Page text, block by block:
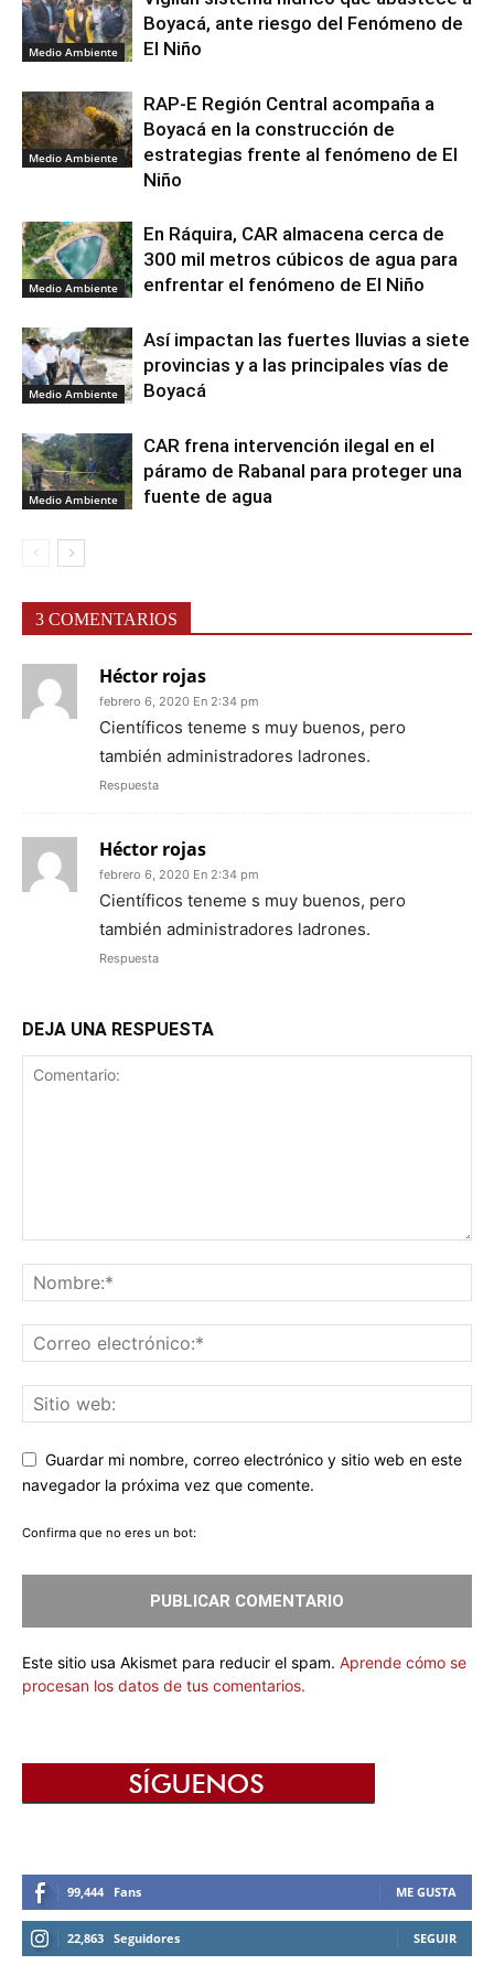
Medio Ambiente
Boyacá, ante riesgo del Fenómeno de
El Niño
Medio Ambiente
RAP-E Región Central acompaña a
Boyacá en la construcción de
estrategias frente al fenómeno de El
Niño
Medio Ambiente
En Ráquira, CAR almacena cerca de
300 mil metros cúbicos de agua para
enfrentar el fenómeno de El Niño
Medio Ambiente
Así impactan las fuertes lluvias a siete
provincias y a las principales vías de
Boyacá
Medio Ambiente
CAR frena intervención ilegal en el
páramo de Rabanal para proteger una
fuente de agua
3 COMENTARIOS
Héctor rojas
febrero 6, 2020 En 2:34 pm
Científicos teneme s muy buenos, pero
también administradores ladrones.
Respuesta
Héctor rojas
febrero 6, 2020 En 2:34 pm
Científicos teneme s muy buenos, pero
también administradores ladrones.
Respuesta
DEJA UNA RESPUESTA
Guardar mi nombre, correo electrónico y sitio web en este
navegador la próxima vez que comente.
Confirma que no eres un bot:
Este sitio usa Akismet para reducir el spam. Aprende cómo se
procesan los datos de tus comentarios.
99,444 Fans ME GUSTA
22,863 Seguidores SEGUIR